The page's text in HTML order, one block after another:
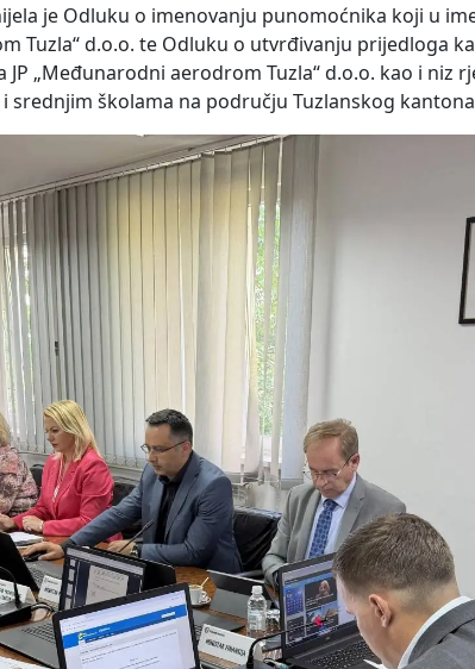
je Odluku o imenovanju punomoćnika koji u
Tuzla“ d.o.o. te Odluku o utvrđivanju prijedloga
„Međunarodni aerodrom Tuzla“ d.o.o. kao i niz
školama na području Tuzlanskog